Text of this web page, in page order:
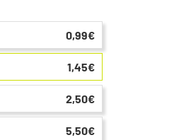
0,99€
1,45€
2,50€
5,50€